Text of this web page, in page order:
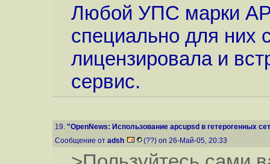
Любой УПС марки
специально для
лицензировала и
сервис.
19. "OpenNews: Использование apcupsd в гетерогенных
Сообщение от adsh (??) on 26-Май-05, 20:33